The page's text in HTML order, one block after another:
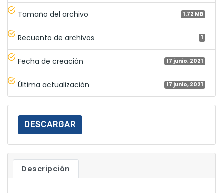
Tamaño del archivo 1.72 MB
Recuento de archivos 1
Fecha de creación 17 junio, 2021
Última actualización 17 junio, 2021
DESCARGAR
Descripción